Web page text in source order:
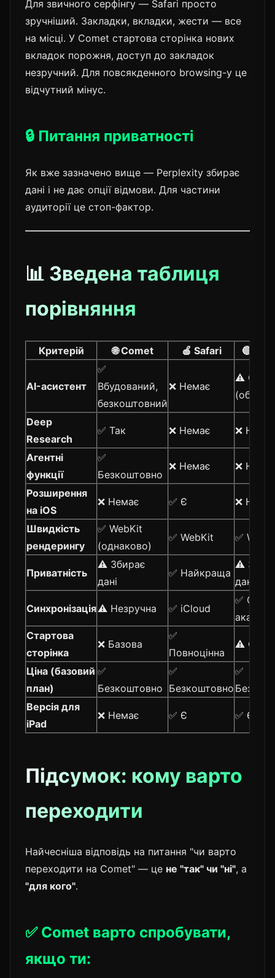
Для звичного серфінгу — Safari просто
зручніший. Закладки, вкладки, жести — все
на місці. У Comet стартова сторінка нових
вкладок порожня, доступ до закладок
незручний. Для повсякденного browsing-у це
відчутний мінус.
🔒 Питання приватності
Як вже зазначено вище — Perplexity збирає
дані і не дає опції відмови. Для частини
аудиторії це стоп-фактор.
📊 Зведена таблиця
порівняння
Критерій 🌐 Comet 🍎 Safari 🔵
AI-асистент
✅
Вбудований,
безкоштовний
❌ Немає
⚠️
Deep
Research
✅ Так ❌ Немає ❌
Агентні
функції
✅
Безкоштовно
❌ Немає ❌
Розширення
на iOS
❌ Немає ✅ Є ❌
Швидкість
рендерингу
✅ WebKit
(однаково)
✅ WebKit ✅
Приватність
⚠️ Збирає
дані
✅ Найкраща
⚠️
дані
Синхронізація⚠️ Незручна ✅ iCloud
✅
акаунт
Стартова
сторінка
❌ Базова
✅
Повноцінна
⚠️
Ціна (базовий
план)
✅
Безкоштовно
✅
Безкоштовно
✅
Версія для
iPad
❌ Немає ✅ Є ✅ Є
Підсумок: кому варто
переходити
Найчесніша відповідь на питання "чи варто
переходити на Comet" — це не "так" чи "ні", а
"для кого".
✅ Comet варто спробувати,
якщо ти: